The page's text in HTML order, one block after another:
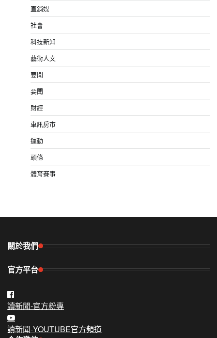
直銷媒
社會
科技新知
藝術人文
要聞
要聞
財經
車訊房市
運動
頭條
體育賽事
關於我們
官方平台
讀新聞-官方粉專
讀新聞-YOUTUBE官方頻道